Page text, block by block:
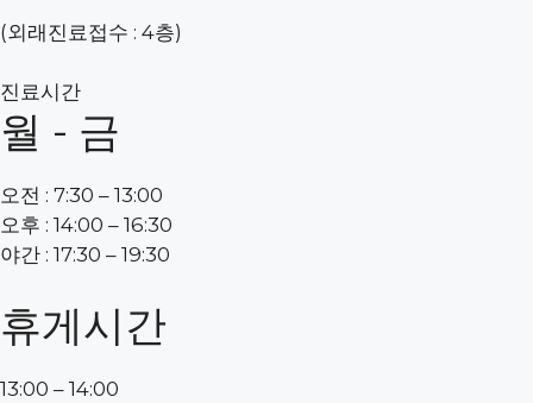
(외래진료접수 : 4층)
진료시간
월 - 금
오전 : 7:30 – 13:00
오후 : 14:00 – 16:30
야간 : 17:30 – 19:30
휴게시간
13:00 – 14:00